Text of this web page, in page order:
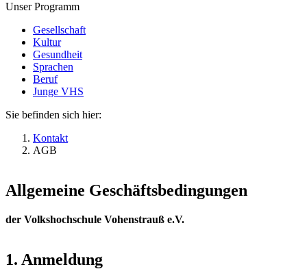
Unser Programm
Gesellschaft
Kultur
Gesundheit
Sprachen
Beruf
Junge VHS
Sie befinden sich hier:
Kontakt
AGB
Allgemeine Geschäftsbedingungen
der Volkshochschule Vohenstrauß e.V.
1. Anmeldung